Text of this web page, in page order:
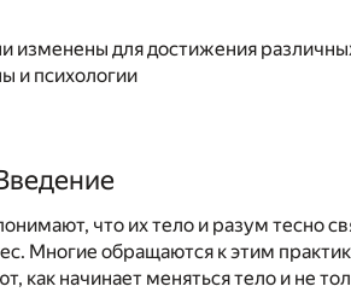
изменены для достижения
и психологии
что их тело и разум тесно
Многие обращаются к этим
как начинает меняться тело и не